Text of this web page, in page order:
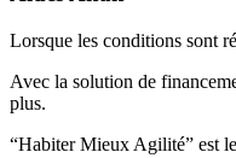
Lorsque les conditions sont
Avec la solution de
plus.
“Habiter Mieux Agilité” est